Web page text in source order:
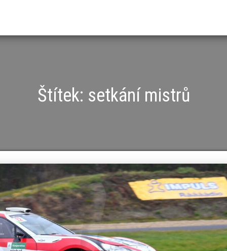
Štítek: setkání mistrů